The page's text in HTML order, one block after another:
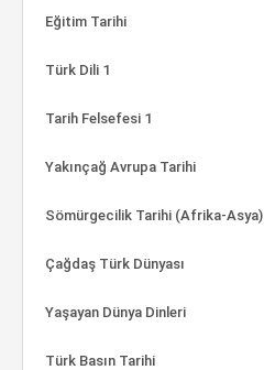
Eğitim Tarihi
Türk Dili 1
Tarih Felsefesi 1
Yakınçağ Avrupa Tarihi
Sömürgecilik Tarihi (Afrika-Asya)
Çağdaş Türk Dünyası
Yaşayan Dünya Dinleri
Türk Basın Tarihi